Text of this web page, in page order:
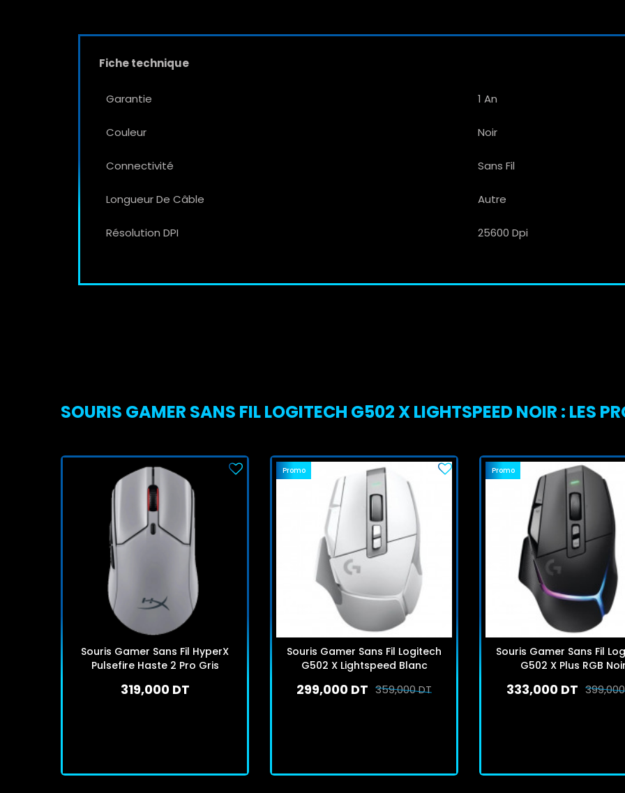
Fiche technique
Garantie 1 An
Couleur Noir
Connectivité Sans Fil
Longueur De Câble Autre
Résolution DPI 25600 Dpi
SOURIS GAMER SANS FIL LOGITECH G502 X LIGHTSPEED NOIR : LES
Souris Gamer Sans Fil HyperX
Pulsefire Haste 2 Pro Gris
319,000 DT
Promo
Souris Gamer Sans Fil Logitech
G502 X Lightspeed Blanc
359,000 DT
299,000 DT
Promo
Souris Gamer Sans Fil
G502 X Plus RGB
333,000 DT